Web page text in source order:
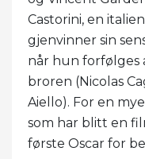
Castorini, en
gjenvinner sin
når hun forfølges
broren (Nicolas
Aiello). For en
som har blitt en
første Oscar for